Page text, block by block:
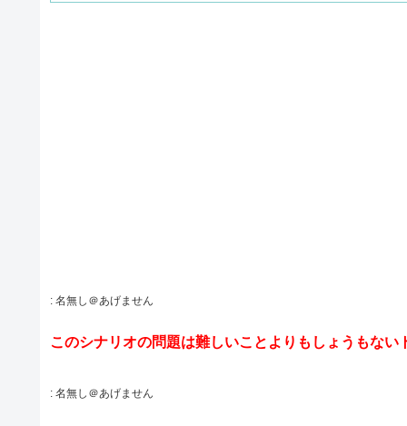
: 名無し＠あげません
このシナリオの問題は難しいことよりもしょうもない
: 名無し＠あげません